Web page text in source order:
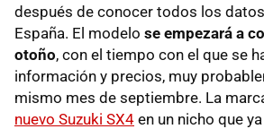
después de conocer todos los
España. El modelo se empezará a
otoño, con el tiempo con el que se
información y precios, muy
mismo mes de septiembre. La
nuevo Suzuki SX4 en un nicho que